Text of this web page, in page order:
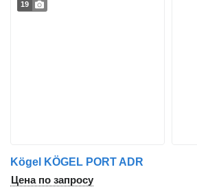
19
Kögel KÖGEL PORT ADR
Цена по запросу